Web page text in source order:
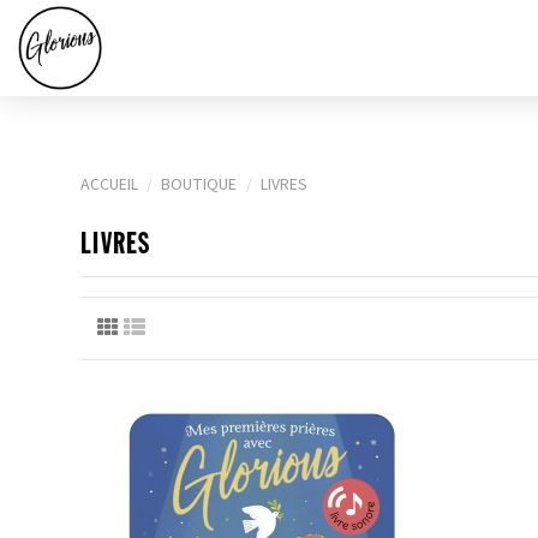
ACCUEIL BOUTIQUE LIVRES
LIVRES